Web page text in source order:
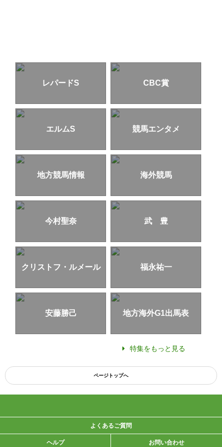
レパードS CBC賞
エルムS 競馬エンタメ
地方競馬情報 海外競馬
今村聖奈 武 豊
クリストフ・ルメール 福永祐一
安藤勝己 地方海外G1出馬表
特集をもっと見る
ページトップへ
よくあるご質問
ヘルプ お問い合わせ